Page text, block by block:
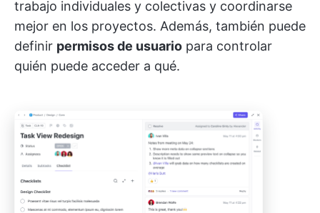
trabajo individuales y colectivas y coordinarse
mejor en los proyectos. Además, también puede
definir permisos de usuario para controlar
quién puede acceder a qué.